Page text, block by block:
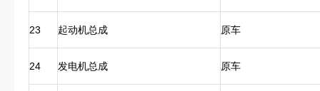
23 起动机总成 原车
24 发电机总成 原车